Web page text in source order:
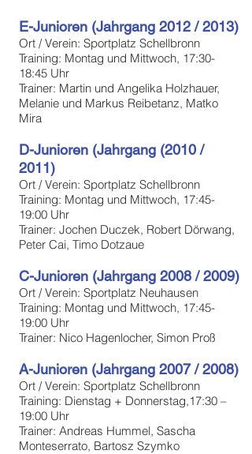
E-Junioren (Jahrgang 2012 / 2013)
Ort / Verein: Sportplatz Schellbronn
Training: Montag und Mittwoch, 17:30-
18:45 Uhr
Trainer: Martin und Angelika Holzhauer,
Melanie und Markus Reibetanz, Matko
Mira
D-Junioren (Jahrgang (2010 /
2011)
Ort / Verein: Sportplatz Schellbronn
Training: Montag und Mittwoch, 17:45-
19:00 Uhr
Trainer: Jochen Duczek, Robert Dörwang,
Peter Cai, Timo Dotzaue
C-Junioren (Jahrgang 2008 / 2009)
Ort / Verein: Sportplatz Neuhausen
Training: Montag und Mittwoch, 17:45-
19:00 Uhr
Trainer: Nico Hagenlocher, Simon Proß
A-Junioren (Jahrgang 2007 / 2008)
Ort / Verein: Sportplatz Schellbronn
Training: Dienstag + Donnerstag,17:30 –
19:00 Uhr
Trainer: Andreas Hummel, Sascha
Monteserrato, Bartosz Szymko